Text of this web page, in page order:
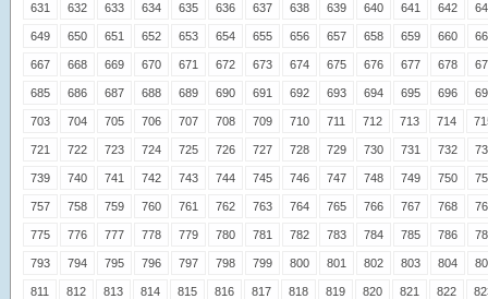
631 632 633 634 635 636 637 638 639 640 641 642
649 650 651 652 653 654 655 656 657 658 659 660
667 668 669 670 671 672 673 674 675 676 677 678
685 686 687 688 689 690 691 692 693 694 695 696
703 704 705 706 707 708 709 710 711 712 713 714
721 722 723 724 725 726 727 728 729 730 731 732
739 740 741 742 743 744 745 746 747 748 749 750
757 758 759 760 761 762 763 764 765 766 767 768
775 776 777 778 779 780 781 782 783 784 785 786
793 794 795 796 797 798 799 800 801 802 803 804
811 812 813 814 815 816 817 818 819 820 821 822